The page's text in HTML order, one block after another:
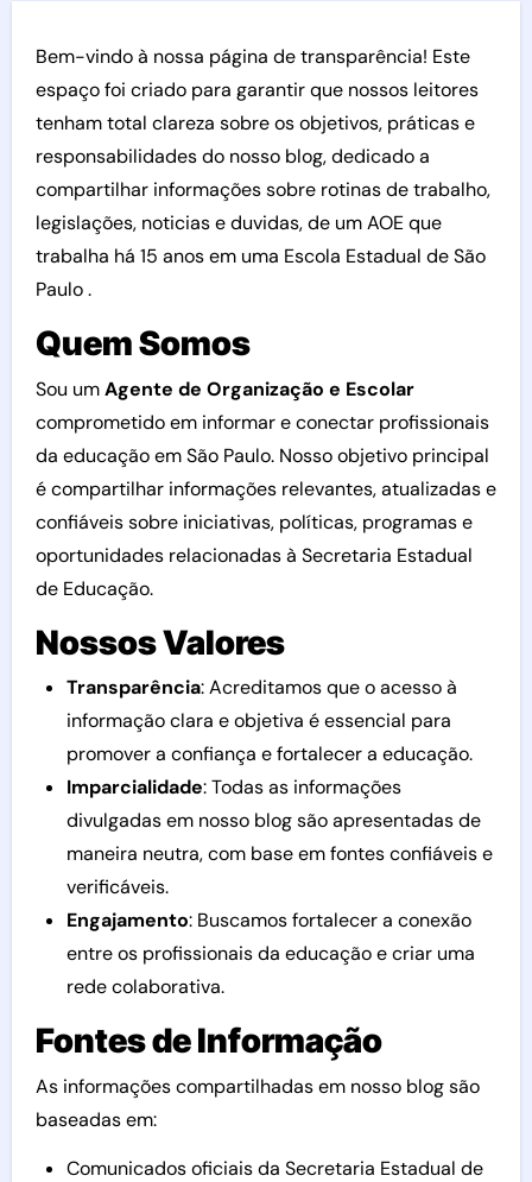
Bem-vindo à nossa página de transparência! Este
espaço foi criado para garantir que nossos leitores
tenham total clareza sobre os objetivos, práticas e
responsabilidades do nosso blog, dedicado a
compartilhar informações sobre rotinas de trabalho,
legislações, noticias e duvidas, de um AOE que
trabalha há 15 anos em uma Escola Estadual de São
Paulo .
Quem Somos
Sou umAgente de Organização e Escolar
comprometido em informar e conectar profissionais
da educação em São Paulo. Nosso objetivo principal
é compartilhar informações relevantes, atualizadas e
confiáveis sobre iniciativas, políticas, programas e
oportunidades relacionadas à Secretaria Estadual
de Educação.
Nossos Valores
Transparência: Acreditamos que o acesso à
informação clara e objetiva é essencial para
promover a confiança e fortalecer a educação.
Imparcialidade: Todas as informações
divulgadas em nosso blog são apresentadas de
maneira neutra, com base em fontes confiáveis e
verificáveis.
Engajamento: Buscamos fortalecer a conexão
entre os profissionais da educação e criar uma
rede colaborativa.
Fontes de Informação
As informações compartilhadas em nosso blog são
baseadas em:
Comunicados oficiais da Secretaria Estadual de